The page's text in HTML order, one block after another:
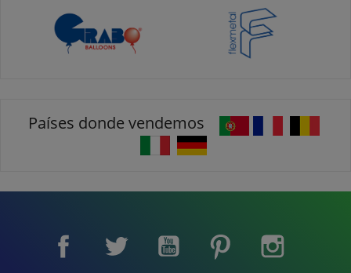
Países donde vendemos
Facebook Twitter YouTube Pinterest